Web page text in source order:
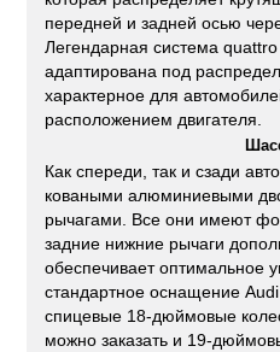
передней и задней осью
Легендарная система
адаптирована под
характерное для
расположением двигателя.
Как спереди, так и сзади
коваными алюминиевыми
рычагами. Все они имеют
задние нижние рычаги
обеспечивает оптимальное
стандартное оснащение
спицевые 18-дюймовые
можно заказать и 19-